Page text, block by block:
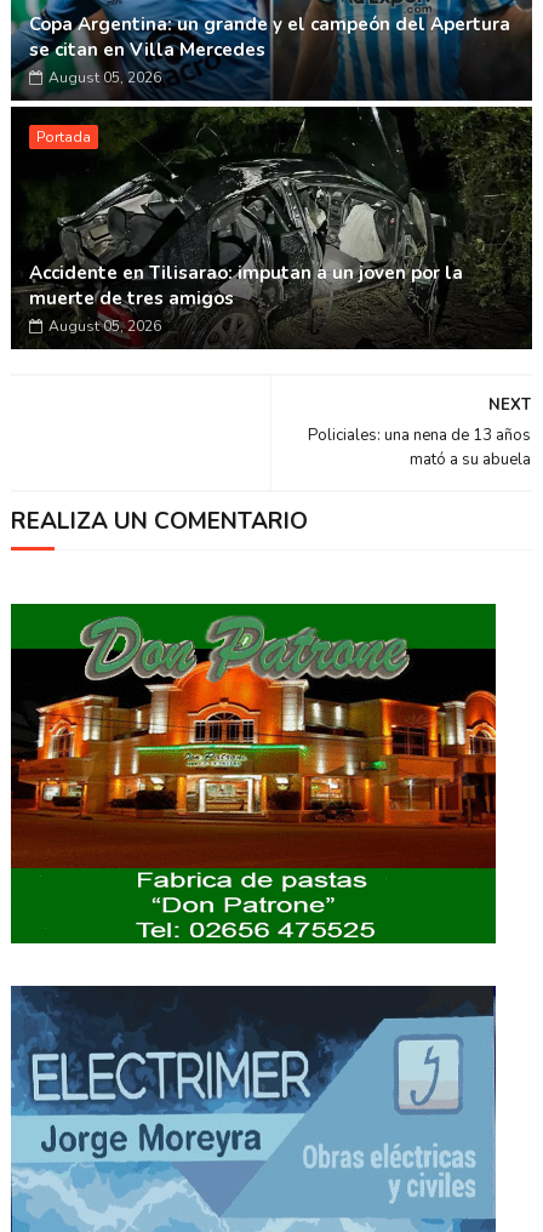
Copa Argentina: un grande y el campeón del Apertura
se citan en Villa Mercedes
August 05, 2026
Portada
Accidente en Tilisarao: imputan a un joven por la
muerte de tres amigos
August 05, 2026
NEXT
Policiales: una nena de 13 años
mató a su abuela
REALIZA UN COMENTARIO